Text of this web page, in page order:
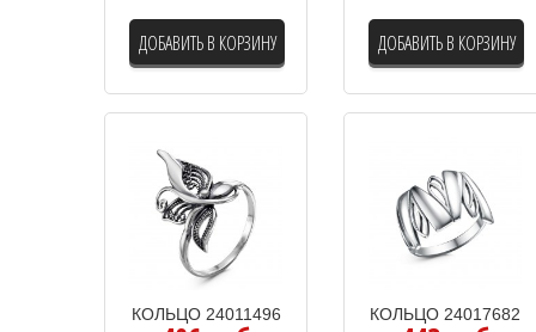
ДОБАВИТЬ В КОРЗИНУ ДОБАВИТЬ В КОРЗИНУ
КОЛЬЦО 24011496 КОЛЬЦО 24017682